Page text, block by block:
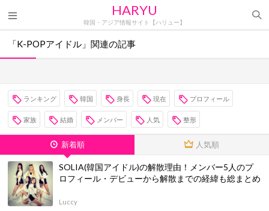
HARYU
韓国・アジア情報サイト【ハリュー】
「K-POPアイドル」関連の記事
ランキング 韓国 身長 現在 プロフィール
家族 結婚 メンバー 人気 整形
新着順 人気順
SOLIA(韓国アイドル)の解散理由！メンバー5人のプ
ロフィール・デビューから解散までの経緯も総まとめ
Luccy